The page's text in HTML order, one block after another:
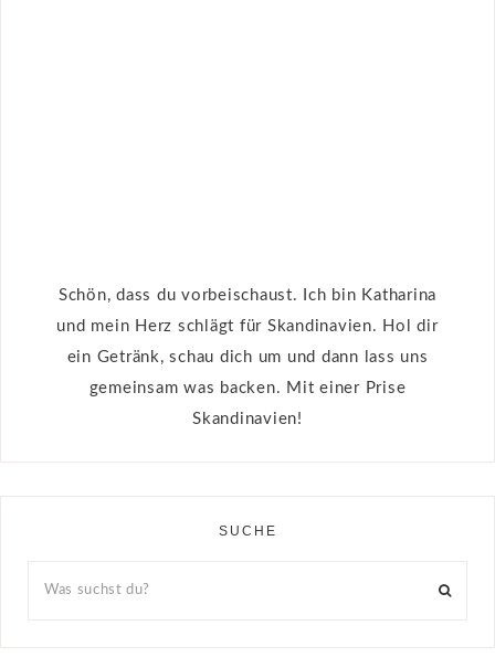
Schön, dass du vorbeischaust. Ich bin Katharina
und mein Herz schlägt für Skandinavien. Hol dir
ein Getränk, schau dich um und dann lass uns
gemeinsam was backen. Mit einer Prise
Skandinavien!
SUCHE